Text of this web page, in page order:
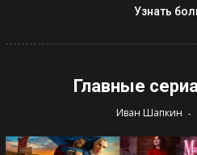
Узнать
Главные
Иван Шапкин -